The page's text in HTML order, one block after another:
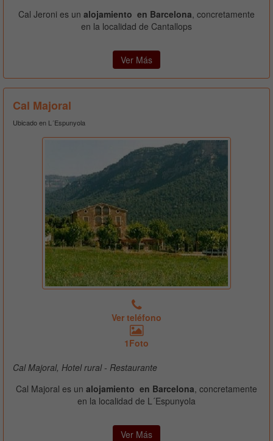
Cal Jeroni es un alojamiento en Barcelona, concretamente
en la localidad de Cantallops
Ver Más
Cal Majoral
Ubicado en L´Espunyola
Ver teléfono
1Foto
Cal Majoral, Hotel rural - Restaurante
Cal Majoral es un alojamiento en Barcelona, concretamente
en la localidad de L´Espunyola
Ver Más